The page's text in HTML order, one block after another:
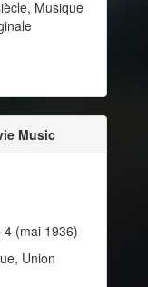
Musique
Music
4 (mai 1936)
Union